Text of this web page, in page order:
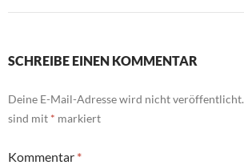
SCHREIBE EINEN KOMMENTAR
Deine E-Mail-Adresse wird nicht veröffentlicht.
sind mit * markiert
Kommentar *